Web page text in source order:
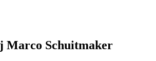
Marco Schuitmaker